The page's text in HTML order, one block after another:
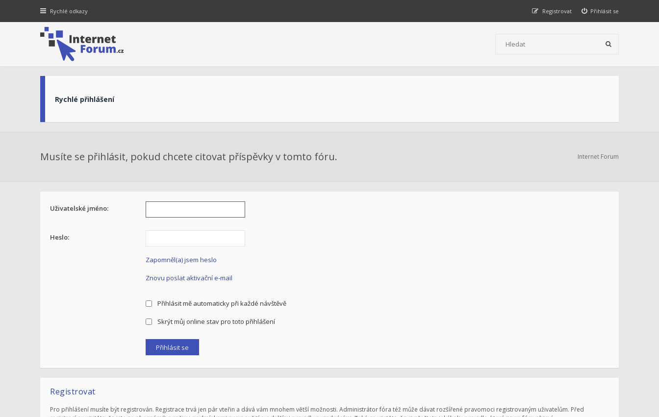
Rychlé odkazy Přihlásit se
Registrovat
Rychlé přihlášení
Musíte se přihlásit, pokud chcete citovat příspěvky v tomto fóru. Internet Forum
Uživatelské jméno:
Heslo:
Zapomněl(a) jsem heslo
Znovu poslat aktivační e-mail
Přihlásit mě automaticky při každé návštěvě
Skrýt můj online stav pro toto přihlášení
Registrovat
Pro přihlášení musíte být registrován. Registrace trvá jen pár vteřin a dává vám mnohem větší možnosti. Administrátor fóra též může dávat rozšířené pravomoci registrovaným uživatelům. Před